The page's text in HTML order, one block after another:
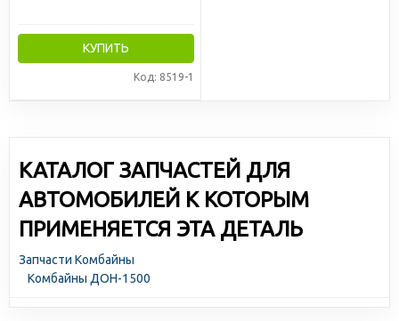
КУПИТЬ
Код: 8519-1
КАТАЛОГ ЗАПЧАСТЕЙ ДЛЯ
АВТОМОБИЛЕЙ К КОТОРЫМ
ПРИМЕНЯЕТСЯ ЭТА ДЕТАЛЬ
Запчасти Комбайны
Комбайны ДОН-1500